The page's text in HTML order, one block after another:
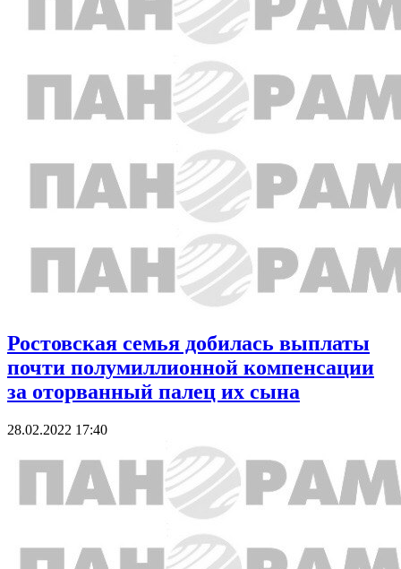
Ростовская семья добилась выплаты
почти полумиллионной компенсации
за оторванный палец их сына
28.02.2022 17:40